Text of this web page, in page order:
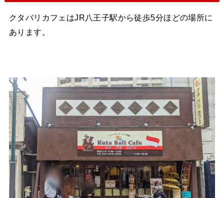
クタバリカフェはJR八王子駅から徒歩5分ほどの場所に
あります。